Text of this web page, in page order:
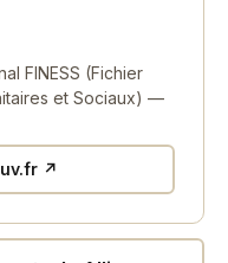
FINESS (Fichier
et Sociaux) —
↗